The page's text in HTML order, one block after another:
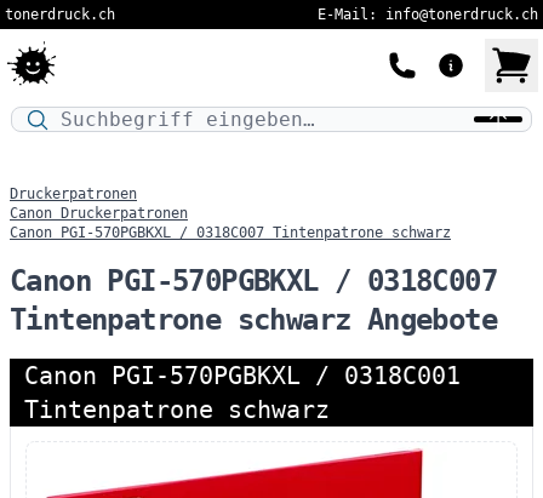
tonerdruck.ch E-Mail: info@tonerdruck.ch
Druckermodell oder Produktnamen eingeben…
Druckerpatronen
Canon Druckerpatronen
Canon PGI-570PGBKXL / 0318C007 Tintenpatrone schwarz
Canon PGI-570PGBKXL / 0318C007
Tintenpatrone schwarz Angebote
Canon PGI-570PGBKXL / 0318C001
Tintenpatrone schwarz